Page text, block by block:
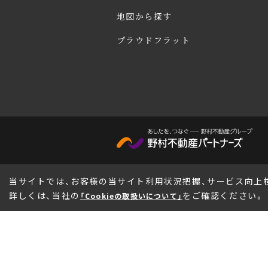
地図から探す
プラウドフラット
当サイトでは、お客様の当サイト利用状況把握、サービス向
詳しくは、当社の 「Cookieの取扱いについて」 をご確認ください。